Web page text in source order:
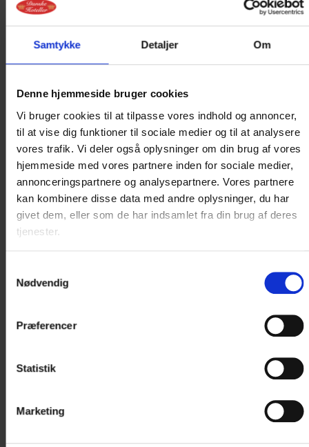
Samtykke Detaljer Om
Denne hjemmeside bruger cookies
Vi bruger cookies til at tilpasse vores indhold og annoncer,
til at vise dig funktioner til sociale medier og til at analysere
vores trafik. Vi deler også oplysninger om din brug af vores
hjemmeside med vores partnere inden for sociale medier,
annonceringspartnere og analysepartnere. Vores partnere
kan kombinere disse data med andre oplysninger, du har
givet dem, eller som de har indsamlet fra din brug af deres
tjenester.
Nødvendig
Præferencer
Statistik
Marketing
SUITE
Nyd den ugenerede fantastiske udsigt over
Limfjorden fra vores suiter i tagetagen. 23 kvm
værelse...
Læs mere
K
u
n
1
v
æ
r
e
l
s
e
r
t
i
l
b
a
g
e